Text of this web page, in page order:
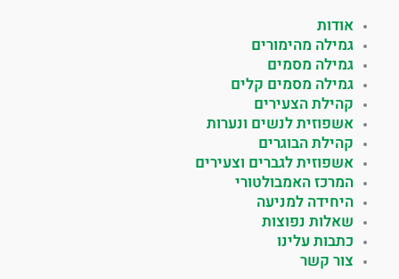
אודות
גמילה מהימורים
גמילה מסמים
גמילה מסמים קלים
קהילת הצעירים
אשפוזית לנשים ונערות
קהילת הבוגרים
אשפוזית לגברים וצעירים
המרכז האמבולטורי
היחידה למניעה
שאלות נפוצות
כתבות עלינו
צור קשר